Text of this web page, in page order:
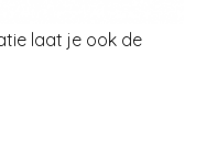
laat je ook de